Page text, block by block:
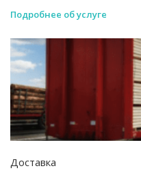
Подробнее об услуге
Доставка